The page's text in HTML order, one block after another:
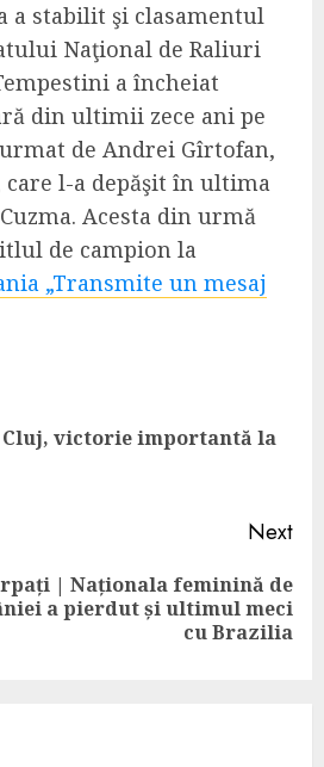
a stabilit şi clasamentul
Naţional de Raliuri
a încheiat
din ultimii zece ani pe
de Andrei Gîrtofan,
l-a depăşit în ultima
Acesta din urmă
de campion la
„Transmite un mesaj
Cluj, victorie importantă la
Next
| Naționala feminină de
a pierdut și ultimul meci
cu Brazilia